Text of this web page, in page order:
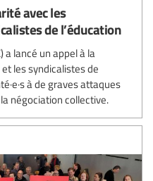
avec les
de l’éducation
a lancé un appel à la
les syndicalistes de
à de graves attaques
négociation collective.